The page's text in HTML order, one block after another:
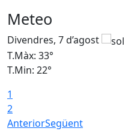
Meteo
Divendres, 7 d’agost
T.Màx: 33°
T.Min: 22°
1
2
AnteriorSegüent